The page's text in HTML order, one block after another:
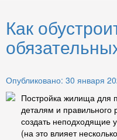
Как
Опубликовано: 30 января
Постройка жилища для
деталям и правильного
создать неподходящие
(на это влияет